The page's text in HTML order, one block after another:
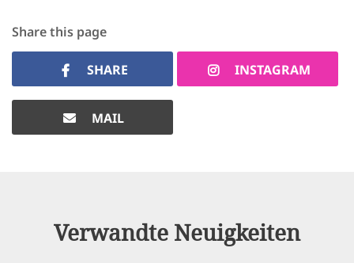
Share this page
SHARE INSTAGRAM
MAIL
Verwandte Neuigkeiten